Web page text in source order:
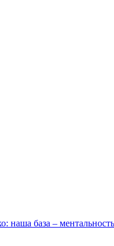
наша база –